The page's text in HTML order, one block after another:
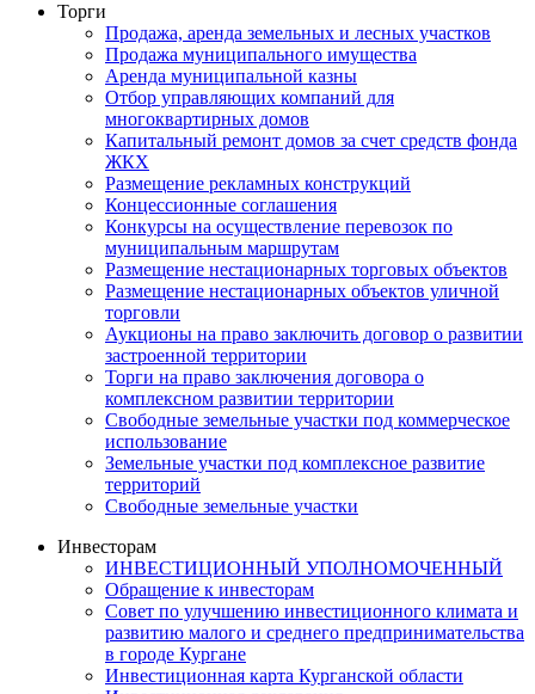
Торги
Продажа, аренда земельных и лесных участков
Продажа муниципального имущества
Аренда муниципальной казны
Отбор управляющих компаний для
многоквартирных домов
Капитальный ремонт домов за счет средств фонда
ЖКХ
Размещение рекламных конструкций
Концессионные соглашения
Конкурсы на осуществление перевозок по
муниципальным маршрутам
Размещение нестационарных торговых объектов
Размещение нестационарных объектов уличной
торговли
Аукционы на право заключить договор о развитии
застроенной территории
Торги на право заключения договора о
комплексном развитии территории
Свободные земельные участки под коммерческое
использование
Земельные участки под комплексное развитие
территорий
Свободные земельные участки
Инвесторам
ИНВЕСТИЦИОННЫЙ УПОЛНОМОЧЕННЫЙ
Обращение к инвесторам
Совет по улучшению инвестиционного климата и
развитию малого и среднего предпринимательства
в городе Кургане
Инвестиционная карта Курганской области